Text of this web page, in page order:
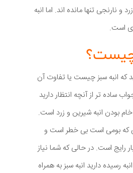
و نارنجی تنها مانده اند. اما انبه
است.
چیست؟
که انبه سبز چیست یا تفاوت آن
ساده تر از آنچه انتظار دارید
بودن انبه شیرین و زرد است.
که بومی است بی خطر است و
است. در حالی که شما نیاز
رسیده دارید انبه سبز به همراه